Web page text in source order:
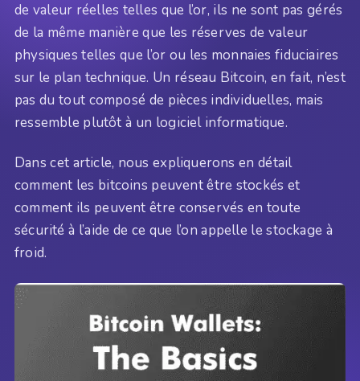
de valeur réelles telles que l’or, ils ne sont pas gérés
de la même manière que les réserves de valeur
physiques telles que l’or ou les monnaies fiduciaires
sur le plan technique. Un réseau Bitcoin, en fait, n’est
pas du tout composé de pièces individuelles, mais
ressemble plutôt à un logiciel informatique.
Dans cet article, nous expliquerons en détail
comment les bitcoins peuvent être stockés et
comment ils peuvent être conservés en toute
sécurité à l’aide de ce que l’on appelle le stockage à
froid.